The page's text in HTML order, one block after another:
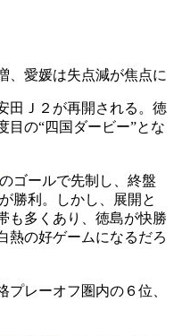
、愛媛は失点減が焦点に
田Ｊ２が再開される。徳
目の“四国ダービー”とな
のゴールで先制し、終盤
勝利。しかし、展開と
も多くあり、徳島が快勝
熱の好ゲームになるだろ
レーオフ圏内の６位、